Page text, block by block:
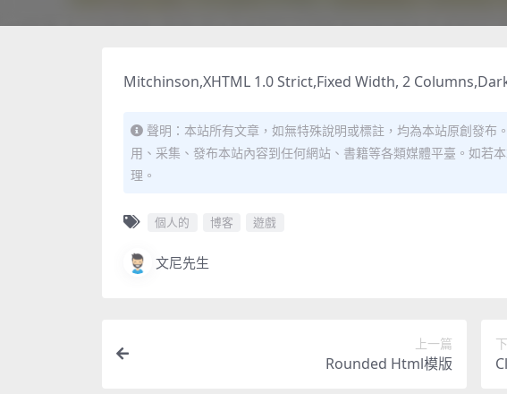
Mitchinson,XHTML 1.0 Strict,Fixed Width, 2
聲明：本站所有文章，如無特殊說明或標註，均為本站原創發
用、采集、發布本站內容到任何網站、書籍等各類媒體平臺。如若
理。
個人的 博客 遊戲
文尼先生
上一篇
Rounded Html模版